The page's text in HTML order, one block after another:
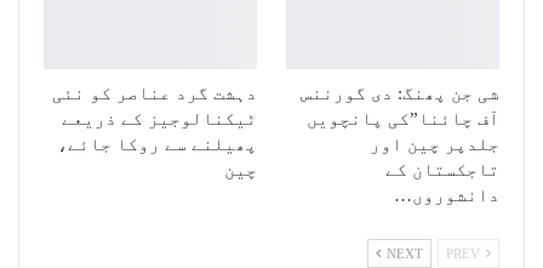
شی جن پھنگ: دی گورننس
آف چائنا”کی پانچویں
جلدپر چین اور
تاجکستان کے
دانشوروں…
دہشت گرد عناصر کو نئی
ٹیکنالوجیز کے ذریعے
پھیلنے سے روکا جائے،
چین
NEXT